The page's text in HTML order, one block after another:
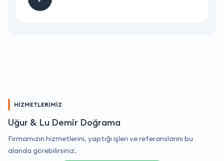
HİZMETLERİMİZ
Uğur & Lu Demir Doğrama
Firmamızın hizmetlerini, yaptığı işleri ve referanslarını bu
alanda görebilirsiniz.